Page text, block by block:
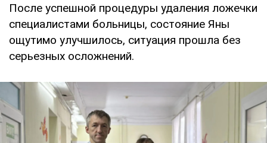
После успешной процедуры удаления ложечки
специалистами больницы, состояние Яны
ощутимо улучшилось, ситуация прошла без
серьезных осложнений.